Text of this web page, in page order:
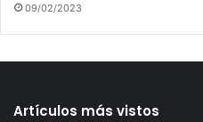
09/02/2023
Artículos más vistos